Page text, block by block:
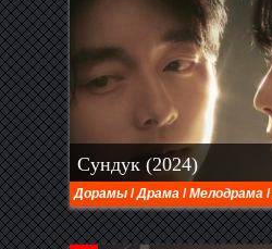
Сундук (2024)
Дорамы /Драма /Мелодрама /